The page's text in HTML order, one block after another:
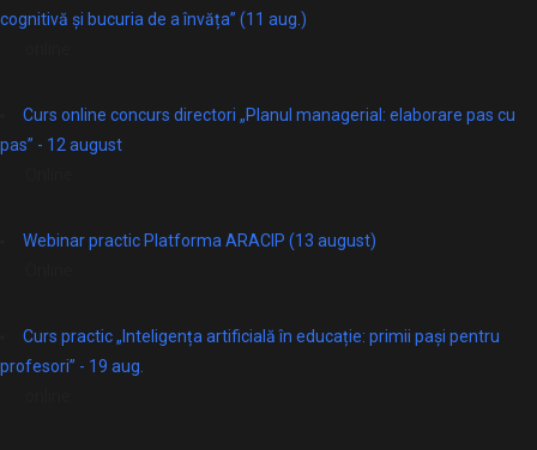
cognitivă și bucuria de a învăța” (11 aug.)
Curs online concurs directori „Planul managerial: elaborare pas cu
pas” - 12 august
Webinar practic Platforma ARACIP (13 august)
Curs practic „Inteligența artificială în educație: primii pași pentru
profesori” - 19 aug.